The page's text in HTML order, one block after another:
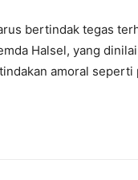
bertindak tegas
Halsel, yang
amoral